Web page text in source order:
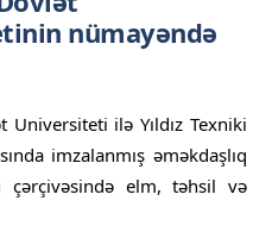
nümayəndə
Universiteti ilə Yıldız Texniki
imzalanmış əməkdaşlıq
çərçivəsində elm, təhsil və